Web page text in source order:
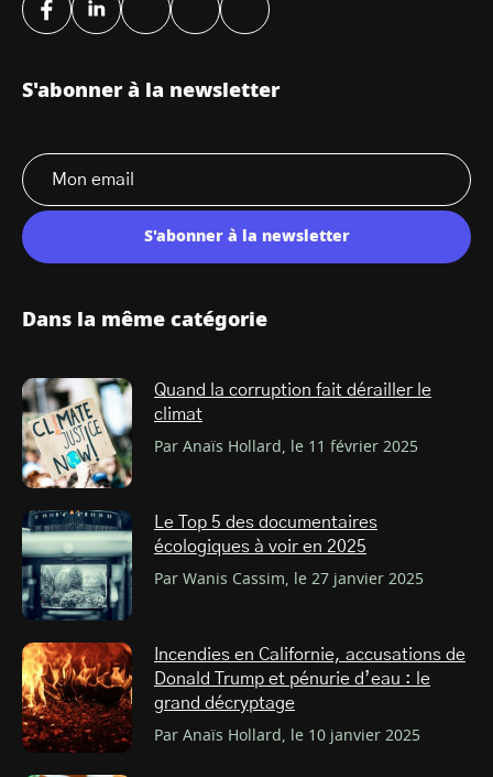
S'abonner à la newsletter
S'abonner à la newsletter
Dans la même catégorie
Quand la corruption fait dérailler le
climat
Par Anaïs Hollard, le 11 février 2025
Le Top 5 des documentaires
écologiques à voir en 2025
Par Wanis Cassim, le 27 janvier 2025
Incendies en Californie, accusations de
Donald Trump et pénurie d’eau : le
grand décryptage
Par Anaïs Hollard, le 10 janvier 2025